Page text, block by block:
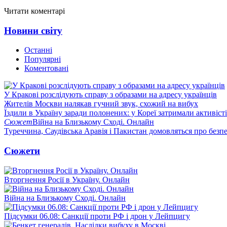
Читати коментарі
Новини світу
Останні
Популярні
Коментовані
У Кракові розслідують справу з образами на адресу українців
Жителів Москви налякав гучний звук, схожий на вибух
Їздили в Україну заради полонених: у Кореї затримали
СюжетВійна на Близькому Сході. Онлайн
Туреччина, Саудівська Аравія і Пакистан домовляться про
Сюжети
Вторгнення Росії в Україну. Онлайн
Війна на Близькому Сході. Онлайн
Підсумки 06.08: Санкції проти РФ і дрон у Лейпцигу